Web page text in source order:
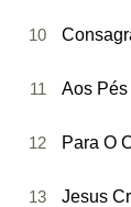
10
11 Aos
12 Para O
13 Jesus